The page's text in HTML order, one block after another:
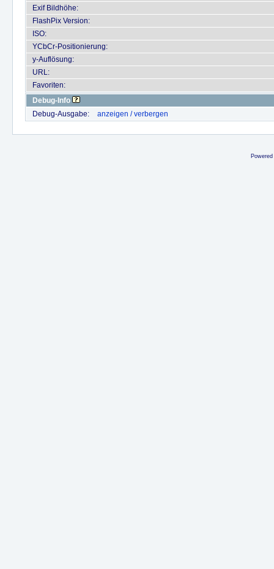
Exif Bildhöhe:
FlashPix Version:
ISO:
YCbCr-Positionierung:
y-Auflösung:
URL:
Favoriten:
Debug-Info
Debug-Ausgabe:
anzeigen / verbergen